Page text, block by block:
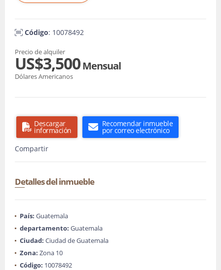
Código: 10078492
Precio de alquiler
US$3,500Mensual
Dólares Americanos
Descargar
información
Recomendar inmueble
por correo electrónico
Compartir
Detalles del inmueble
País: Guatemala
departamento: Guatemala
Ciudad: Ciudad de Guatemala
Zona: Zona 10
Código: 10078492